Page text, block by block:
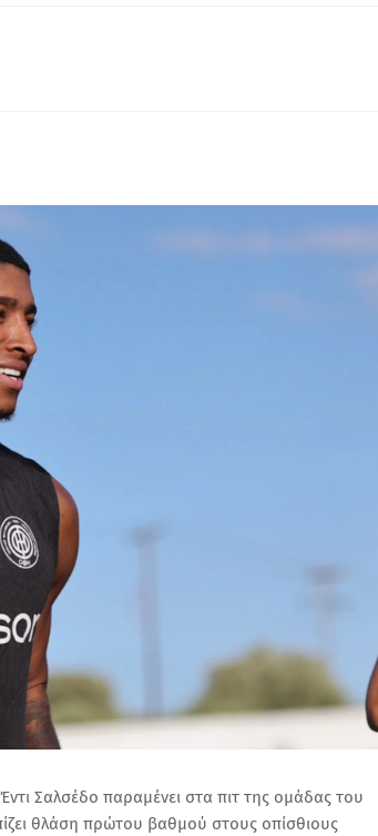
Σαλσέδο παραμένει στα πιτ της ομάδας του
θλάση πρώτου βαθμού στους οπίσθιους